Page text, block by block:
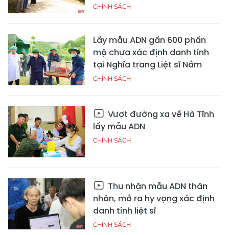
CHÍNH SÁCH
Lấy mẫu ADN gần 600 phần
mộ chưa xác định danh tính
tại Nghĩa trang Liệt sĩ Nầm
CHÍNH SÁCH
Vượt đường xa về Hà Tĩnh
lấy mẫu ADN
CHÍNH SÁCH
Thu nhận mẫu ADN thân
nhân, mở ra hy vọng xác định
danh tính liệt sĩ
CHÍNH SÁCH